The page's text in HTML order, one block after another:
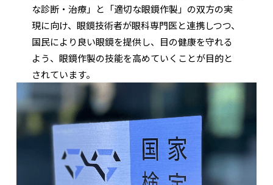
な診断・治療」と「適切な眼鏡作製」の双方の実
現に向け、眼鏡技術者が眼科専門医と連携しつつ、
国民により良い眼鏡を提供し、目の健康を守れる
よう、眼鏡作製の技能を高めていくことが目的と
されています。